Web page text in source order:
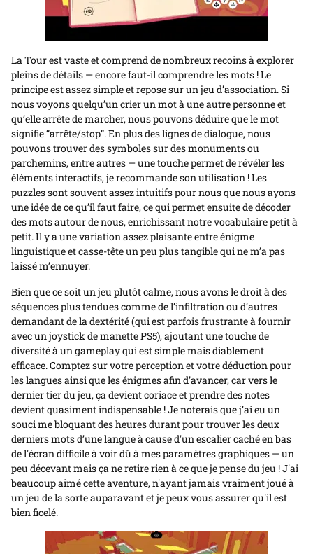
La Tour est vaste et comprend de nombreux recoins à explorer
pleins de détails — encore faut-il comprendre les mots ! Le
principe est assez simple et repose sur un jeu d’association. Si
nous voyons quelqu’un crier un mot à une autre personne et
qu’elle arrête de marcher, nous pouvons déduire que le mot
signifie “arrête/stop”. En plus des lignes de dialogue, nous
pouvons trouver des symboles sur des monuments ou
parchemins, entre autres — une touche permet de révéler les
éléments interactifs, je recommande son utilisation ! Les
puzzles sont souvent assez intuitifs pour nous que nous ayons
une idée de ce qu’il faut faire, ce qui permet ensuite de décoder
des mots autour de nous, enrichissant notre vocabulaire petit à
petit. Il y a une variation assez plaisante entre énigme
linguistique et casse-tête un peu plus tangible qui ne m’a pas
laissé m’ennuyer.
Bien que ce soit un jeu plutôt calme, nous avons le droit à des
séquences plus tendues comme de l’infiltration ou d’autres
demandant de la dextérité (qui est parfois frustrante à fournir
avec un joystick de manette PS5), ajoutant une touche de
diversité à un gameplay qui est simple mais diablement
efficace. Comptez sur votre perception et votre déduction pour
les langues ainsi que les énigmes afin d’avancer, car vers le
dernier tier du jeu, ça devient coriace et prendre des notes
devient quasiment indispensable ! Je noterais que j’ai eu un
souci me bloquant des heures durant pour trouver les deux
derniers mots d’une langue à cause d'un escalier caché en bas
de l'écran difficile à voir dû à mes paramètres graphiques — un
peu décevant mais ça ne retire rien à ce que je pense du jeu ! J'ai
beaucoup aimé cette aventure, n'ayant jamais vraiment joué à
un jeu de la sorte auparavant et je peux vous assurer qu'il est
bien ficelé.